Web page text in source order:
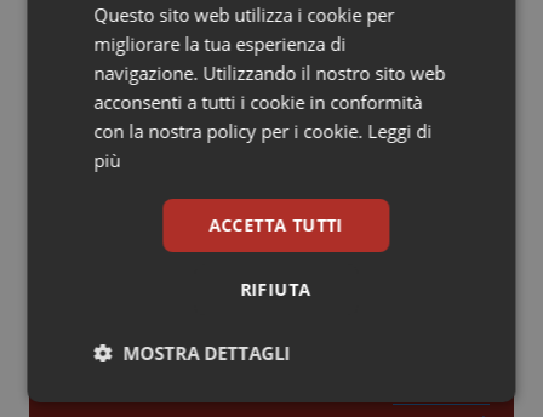
Provincia Autonoma di Trento
Puglia
Sardegna
Umbria
Ipertensione & Scompenso
Malattie rare
Malattia di Crohn & Rettocolite Ulcerosa
Neuroscienze & patologie neurodegenerative
Oftalmologia
Leadership Infermieristica 2026: nuovi
modelli di responsabilità e autonomia
odontoiatrico: applicazioni concrete e
Questo sito web utilizza i cookie per
migliorare la tua esperienza di
navigazione. Utilizzando il nostro sito web
acconsenti a tutti i cookie in conformità
con la nostra policy per i cookie. Leggi di
più
ACCETTA TUTTI
RIFIUTA
MOSTRA DETTAGLI
Necessari Statistici Marketing